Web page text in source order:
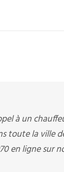
à un
toute la ville
en ligne sur